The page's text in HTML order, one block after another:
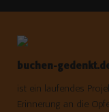
buchen-
ist ein laufendes
Erinnerung an die